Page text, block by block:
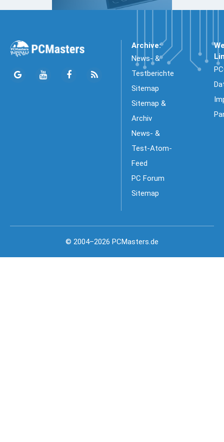
Archive:
News- &
Testberichte
Sitemap
Sitemap &
Archiv
News- &
Test-Atom-
Feed
PC Forum
Sitemap
© 2004–2026 PCMasters.de